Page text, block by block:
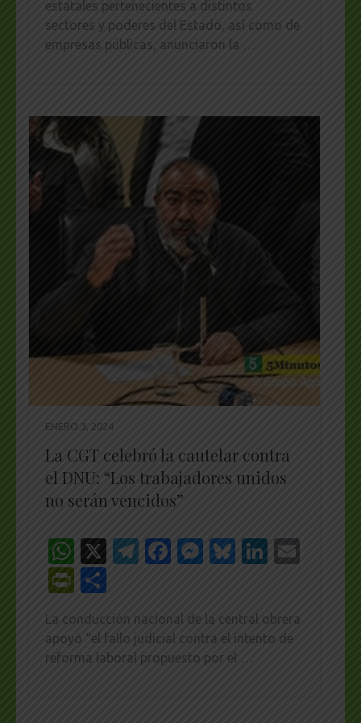
estatales pertenecientes a distintos
sectores y poderes del Estado, así como de
empresas públicas, anunciaron la …
ENERO 3, 2024
La CGT celebró la cautelar contra
el DNU: “Los trabajadores unidos
no serán vencidos”
WhatsApp
X Telegram
Facebook
Messenger
Bluesky
PrintFriendly
La conducción nacional de la central obrera
apoyó “el fallo judicial contra el intento de
reforma laboral propuesto por el …